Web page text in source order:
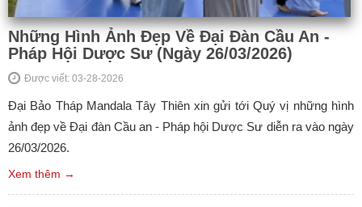
Những Hình Ảnh Đẹp Về Đại Đàn Cầu An -
Pháp Hội Dược Sư (Ngày 26/03/2026)
Được viết: 03-28-2026
Đại Bảo Tháp Mandala Tây Thiên xin gửi tới Quý vị những hình
ảnh đẹp về Đại đàn Cầu an - Pháp hội Dược Sư diễn ra vào ngày
26/03/2026.
Xem thêm →